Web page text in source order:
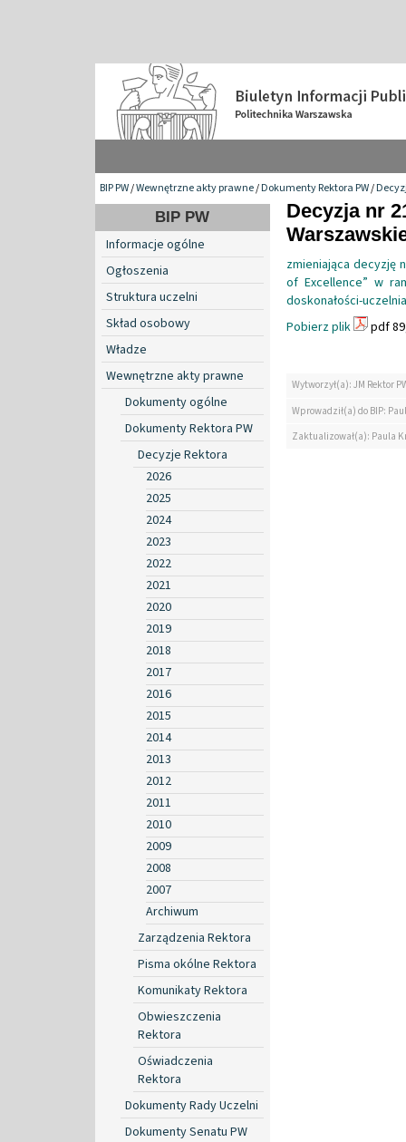
BIP PW/Wewnętrzne akty prawne/Dokumenty Rektora PW/
BIP PW
Informacje ogólne
Ogłoszenia
Struktura uczelni
Skład osobowy
Władze
Wewnętrzne akty prawne
Dokumenty ogólne
Dokumenty Rektora PW
Decyzje Rektora
2026
2025
2024
2023
2022
2021
2020
2019
2018
2017
2016
2015
2014
2013
2012
2011
2010
2009
2008
2007
Archiwum
Zarządzenia Rektora
Pisma okólne Rektora
Komunikaty Rektora
Obwieszczenia
Rektora
Oświadczenia
Rektora
Dokumenty Rady Uczelni
Dokumenty Senatu PW
Decyzja nr
zmieniająca decyzję
of Excellence” w
doskonałości-
Pobierz plik
pdf
Wytworzył(a): JM Rektor
Wprowadził(a) do BIP:
Zaktualizował(a): Paula